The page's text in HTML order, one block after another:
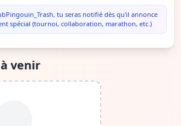
tu seras notifié dès qu'il annonce
spécial (tournoi, collaboration, marathon, etc.)
venir